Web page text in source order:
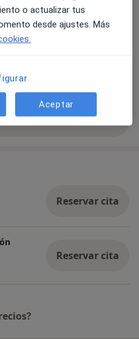
detalles
sobre la experiencia
Reservar cita
Reservar cita
o actualizar tus
desde ajustes. Más
Aceptar